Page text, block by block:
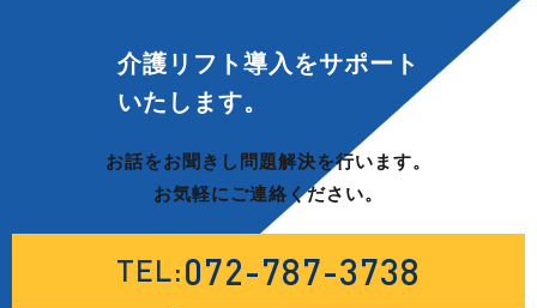
介護リフト導入をサポート
いたします。
お話をお聞きし問題解決を行います。
お気軽にご連絡ください。
TEL:072-787-3738